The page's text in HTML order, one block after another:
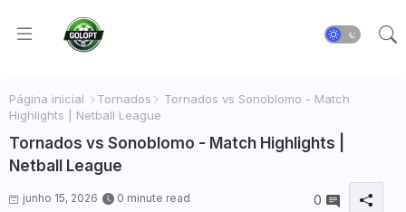
Página inicial Tornados
Tornados vs Sonoblomo - Match
Highlights | Netball League
Tornados vs Sonoblomo - Match Highlights |
Netball League
junho 15, 2026 0 minute read 0